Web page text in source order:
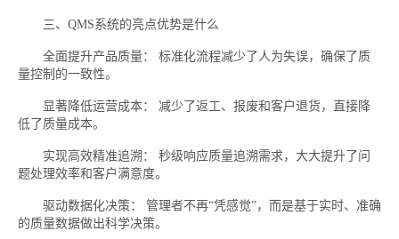
三、QMS系统的亮点优势是什么
全面提升产品质量： 标准化流程减少了人为失误，确保了质
量控制的一致性。
显著降低运营成本： 减少了返工、报废和客户退货，直接降
低了质量成本。
实现高效精准追溯： 秒级响应质量追溯需求，大大提升了问
题处理效率和客户满意度。
驱动数据化决策： 管理者不再“凭感觉”，而是基于实时、准确
的质量数据做出科学决策。